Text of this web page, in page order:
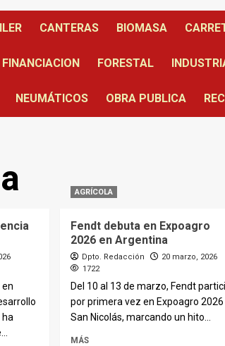
CANTERAS BIOMASA
FINANCIACION FORESTAL
NEUMÁTICOS OBRA PUBLICA
AGRÍCOLA
Fendt debuta en Expoagro
2026 en Argentina
Dpto. Redacción
20 marzo, 2026
1722
Del 10 al 13 de marzo, Fendt
por primera vez en Expoagro 2026
San Nicolás, marcando un hito...
MÁS